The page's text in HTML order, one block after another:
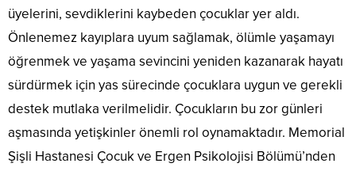
üyelerini, sevdiklerini kaybeden çocuklar yer aldı.
Önlenemez kayıplara uyum sağlamak, ölümle yaşamayı
öğrenmek ve yaşama sevincini yeniden kazanarak hayatı
sürdürmek için yas sürecinde çocuklara uygun ve gerekli
destek mutlaka verilmelidir. Çocukların bu zor günleri
aşmasında yetişkinler önemli rol oynamaktadır. Memorial
Şişli Hastanesi Çocuk ve Ergen Psikolojisi Bölümü’nden